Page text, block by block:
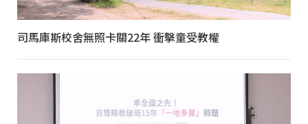
司馬庫斯校舍無照卡關22年 衝擊童受教權